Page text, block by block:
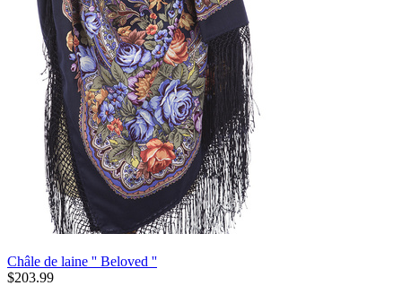
Châle de laine '' Beloved ''
$203.99